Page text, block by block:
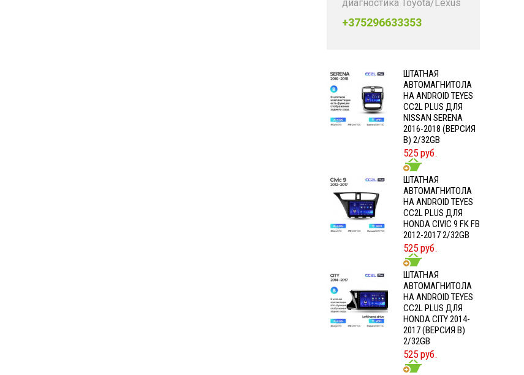
диагностика Toyota/Lexus
+375296633353
ШТАТНАЯ
АВТОМАГНИТОЛА
НА ANDROID TEYES
CC2L PLUS ДЛЯ
NISSAN SERENA
2016-2018 (ВЕРСИЯ
B) 2/32GB
525 руб.
ШТАТНАЯ
АВТОМАГНИТОЛА
НА ANDROID TEYES
CC2L PLUS ДЛЯ
HONDA CIVIC 9 FK FB
2012-2017 2/32GB
525 руб.
ШТАТНАЯ
АВТОМАГНИТОЛА
НА ANDROID TEYES
CC2L PLUS ДЛЯ
HONDA CITY 2014-
2017 (ВЕРСИЯ B)
2/32GB
525 руб.